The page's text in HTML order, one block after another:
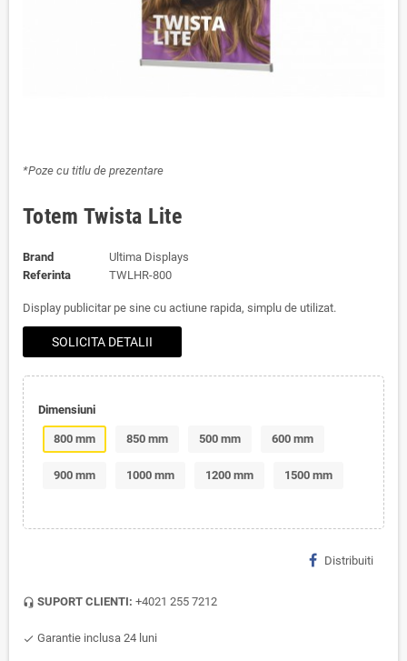
*Poze cu titlu de prezentare
Totem Twista Lite
Brand
Ultima Displays
Referinta
TWLHR-800
Display publicitar pe sine cu actiune rapida, simplu de utilizat.
SOLICITA DETALII
Dimensiuni
800 mm 850 mm 500 mm 600 mm
900 mm 1000 mm 1200 mm 1500 mm
Distribuiti
headset_mic SUPORT CLIENTI: +4021 255 7212
check Garantie inclusa 24 luni